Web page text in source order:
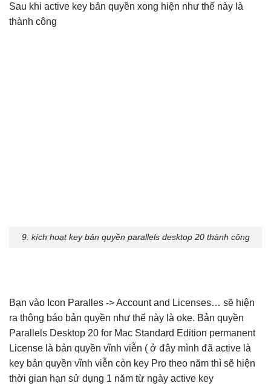
Sau khi active key bản quyền xong hiện như thế này là
thành công
9. kích hoạt key bản quyền parallels desktop 20 thành công
Bạn vào Icon Paralles -> Account and Licenses… sẽ hiện
ra thông báo bản quyền như thế này là oke. Bản quyền
Parallels Desktop 20 for Mac Standard Edition permanent
License là bản quyền vĩnh viễn ( ở đây mình đã active là
key bản quyền vĩnh viễn còn key Pro theo năm thì sẽ hiện
thời gian hạn sử dụng 1 năm từ ngày active key